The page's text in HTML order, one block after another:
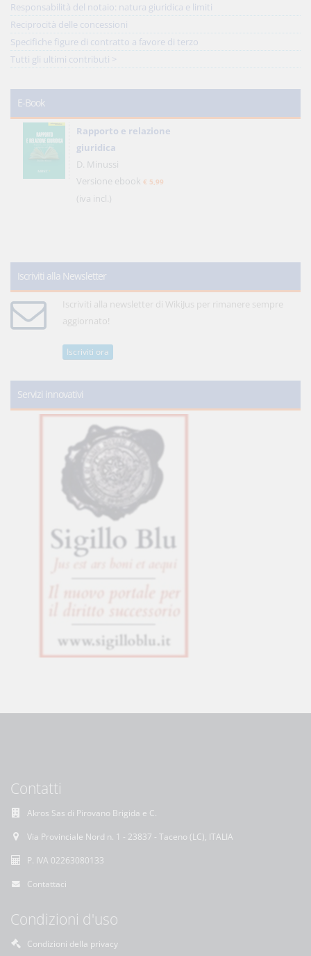
Responsabilità del notaio: natura giuridica e limiti
Reciprocità delle concessioni
Specifiche figure di contratto a favore di terzo
Tutti gli ultimi contributi >
E-Book
Rapporto e relazione
giuridica
D. Minussi
Versione ebook € 5,99
(iva incl.)
Iscriviti alla Newsletter
Iscriviti alla newsletter di WikiJus per rimanere sempre
aggiornato!
Iscriviti ora
Servizi innovativi
Contatti
Akros Sas di Pirovano Brigida e C.
Via Provinciale Nord n. 1 - 23837 - Taceno (LC), ITALIA
P. IVA 02263080133
Contattaci
Condizioni d'uso
Condizioni della privacy